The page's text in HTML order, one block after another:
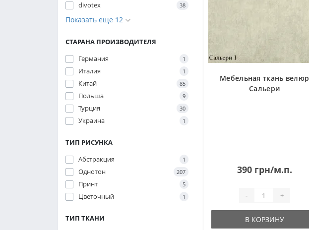
divotex 38
Показать еще 12
СТАРАНА ПРОИЗВОДИТЕЛЯ
Германия
1
Италия 1
Китай 85
Польша 9
Турция 30
Украина 1
ТИП РИСУНКА
Абстракция
1
Однотон 207
Принт 5
Цветочный 1
ТИП ТКАНИ
Мебельная ткань велюр
Сальери
390 грн/м.п.
- +
В КОРЗИНУ